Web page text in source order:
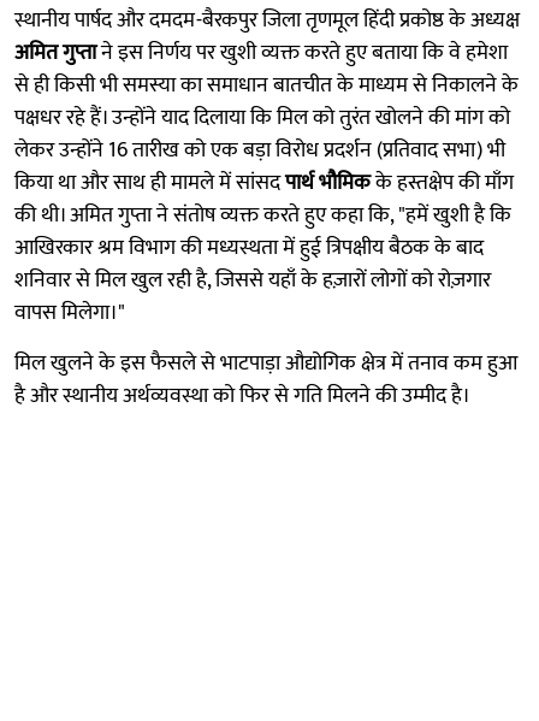
स्थानीय पार्षद और दमदम-बैरकपुर जिला तृणमूल हिंदी प्रकोष्ठ के अध्यक्ष
अमित गुप्ताने इस निर्णय पर खुशी व्यक्त करते हुए बताया कि वे हमेशा
से ही किसी भी समस्या का समाधान बातचीत के माध्यम से निकालने के
पक्षधर रहे हैं। उन्होंने याद दिलाया कि मिल को तुरंत खोलने की मांग को
लेकर उन्होंने 16 तारीख को एक बड़ा विरोध प्रदर्शन (प्रतिवाद सभा) भी
किया था और साथ ही मामले में सांसदपार्थ भौमिकके हस्तक्षेप की माँग
की थी। अमित गुप्ता ने संतोष व्यक्त करते हुए कहा कि, "हमें खुशी है कि
आखिरकार श्रम विभाग की मध्यस्थता में हुई त्रिपक्षीय बैठक के बाद
शनिवार से मिल खुल रही है, जिससे यहाँ के हज़ारों लोगों को रोज़गार
वापस मिलेगा।"
मिल खुलने के इस फैसले से भाटपाड़ा औद्योगिक क्षेत्र में तनाव कम हुआ
है और स्थानीय अर्थव्यवस्था को फिर से गति मिलने की उम्मीद है।